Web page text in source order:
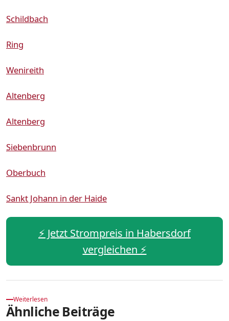
Schildbach
Ring
Wenireith
Altenberg
Altenberg
Siebenbrunn
Oberbuch
Sankt Johann in der Haide
⚡️ Jetzt Strompreis in Habersdorf
vergleichen ⚡️
Weiterlesen
Ähnliche Beiträge